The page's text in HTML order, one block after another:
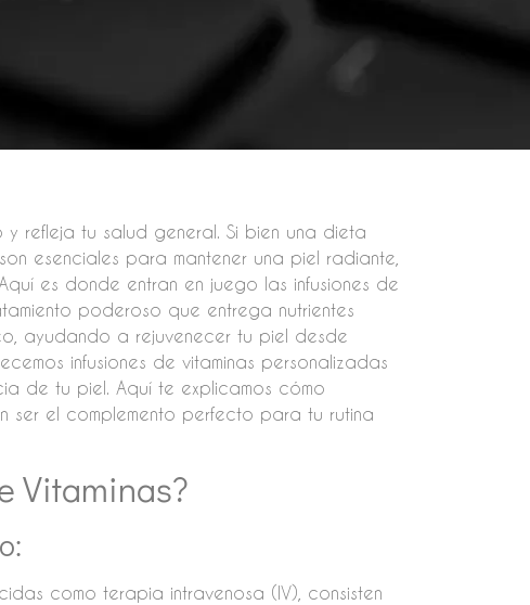
refleja tu salud general. Si bien una dieta
esenciales para mantener una piel radiante,
es donde entran en juego las infusiones de
poderoso que entrega nutrientes
ayudando a rejuvenecer tu piel desde
infusiones de vitaminas personalizadas
de tu piel. Aquí te explicamos cómo
ser el complemento perfecto para tu rutina
Vitaminas?
como terapia intravenosa (IV), consisten